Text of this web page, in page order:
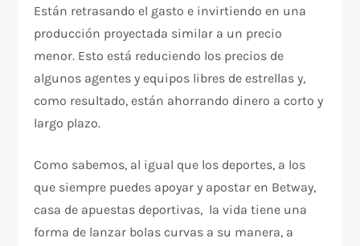
Están retrasando el gasto e invirtiendo en una
producción proyectada similar a un precio
menor. Esto está reduciendo los precios de
algunos agentes y equipos libres de estrellas y,
como resultado, están ahorrando dinero a corto y
largo plazo.
Como sabemos, al igual que los deportes, a los
que siempre puedes apoyar y apostar en Betway,
casa de apuestas deportivas, la vida tiene una
forma de lanzar bolas curvas a su manera, a